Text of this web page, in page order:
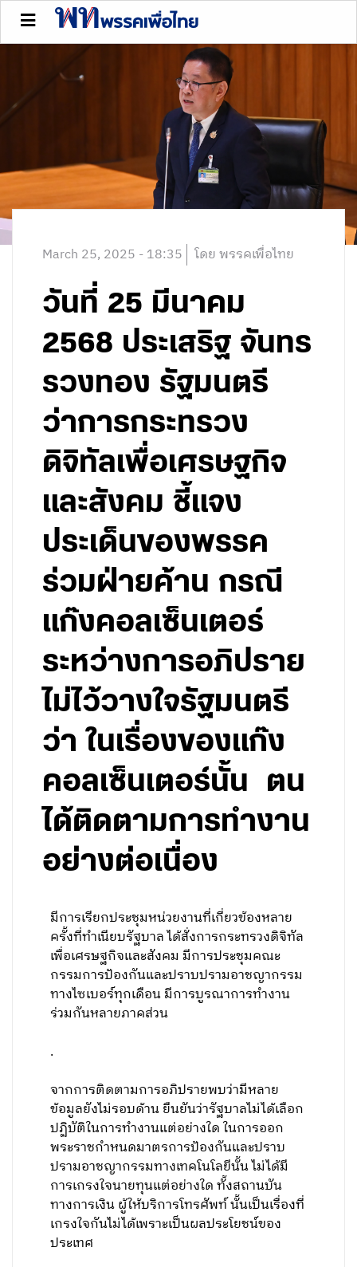
March 25, 2025 - 18:35 โดย พรรคเพื่อไทย
วันที่ 25 มีนาคม
2568 ประเสริฐ จันทร
รวงทอง รัฐมนตรี
ว่าการกระทรวง
ดิจิทัลเพื่อเศรษฐกิจ
และสังคม ชี้แจง
ประเด็นของพรรค
ร่วมฝ่ายค้าน กรณี
แก๊งคอลเซ็นเตอร์
ระหว่างการอภิปราย
ไม่ไว้วางใจรัฐมนตรี
ว่า ในเรื่องของแก๊ง
คอลเซ็นเตอร์นั้น ตน
ได้ติดตามการทำงาน
อย่างต่อเนื่อง
มีการเรียกประชุมหน่วยงานที่เกี่ยวข้องหลาย
ครั้งที่ทำเนียบรัฐบาล ได้สั่งการกระทรวงดิจิทัล
เพื่อเศรษฐกิจและสังคม มีการประชุมคณะ
กรรมการป้องกันและปราบปรามอาชญากรรม
ทางไซเบอร์ทุกเดือน มีการบูรณาการทำงาน
ร่วมกันหลายภาคส่วน
.
จากการติดตามการอภิปรายพบว่ามีหลาย
ข้อมูลยังไม่รอบด้าน ยืนยันว่ารัฐบาลไม่ได้เลือก
ปฏิบัติในการทำงานแต่อย่างใด ในการออก
พระราชกำหนดมาตรการป้องกันและปราบ
ปรามอาชญากรรมทางเทคโนโลยีนั้น ไม่ได้มี
การเกรงใจนายทุนแต่อย่างใด ทั้งสถานบัน
ทางการเงิน ผู้ให้บริการโทรศัพท์ นั้นเป็นเรื่องที่
เกรงใจกันไม่ได้เพราะเป็นผลประโยชน์ของ
ประเทศ